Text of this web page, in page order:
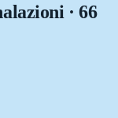
· 66